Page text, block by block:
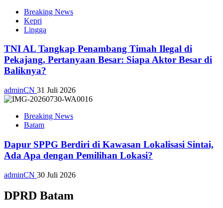
Breaking News
Kepri
Lingga
TNI AL Tangkap Penambang Timah Ilegal di
Pekajang, Pertanyaan Besar: Siapa Aktor Besar di
Baliknya?
adminCN 31 Juli 2026
Breaking News
Batam
Dapur SPPG Berdiri di Kawasan Lokalisasi Sintai,
Ada Apa dengan Pemilihan Lokasi?
adminCN 30 Juli 2026
DPRD Batam